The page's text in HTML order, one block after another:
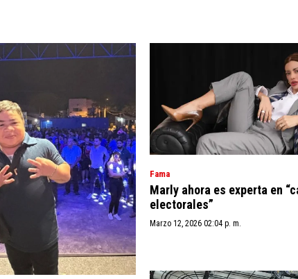
Fama
Marly ahora es experta en
electorales”
Marzo 12, 2026 02:04 p. m.